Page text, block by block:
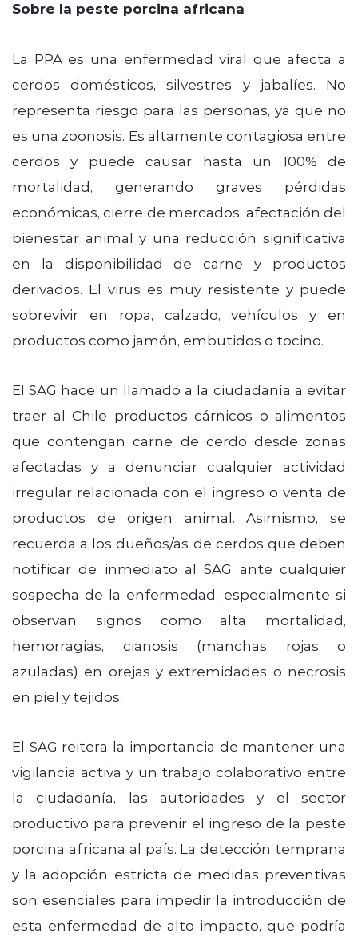
Sobre la peste porcina africana
La PPA es una enfermedad viral que afecta a
cerdos domésticos, silvestres y jabalíes. No
representa riesgo para las personas, ya que no
es una zoonosis. Es altamente contagiosa entre
cerdos y puede causar hasta un 100% de
mortalidad, generando graves pérdidas
económicas, cierre de mercados, afectación del
bienestar animal y una reducción significativa
en la disponibilidad de carne y productos
derivados. El virus es muy resistente y puede
sobrevivir en ropa, calzado, vehículos y en
productos como jamón, embutidos o tocino.
El SAG hace un llamado a la ciudadanía a evitar
traer al Chile productos cárnicos o alimentos
que contengan carne de cerdo desde zonas
afectadas y a denunciar cualquier actividad
irregular relacionada con el ingreso o venta de
productos de origen animal. Asimismo, se
recuerda a los dueños/as de cerdos que deben
notificar de inmediato al SAG ante cualquier
sospecha de la enfermedad, especialmente si
observan signos como alta mortalidad,
hemorragias, cianosis (manchas rojas o
azuladas) en orejas y extremidades o necrosis
en piel y tejidos.
El SAG reitera la importancia de mantener una
vigilancia activa y un trabajo colaborativo entre
la ciudadanía, las autoridades y el sector
productivo para prevenir el ingreso de la peste
porcina africana al país. La detección temprana
y la adopción estricta de medidas preventivas
son esenciales para impedir la introducción de
esta enfermedad de alto impacto, que podría